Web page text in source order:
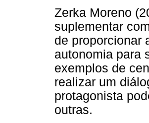
Zerka Moreno
suplementar
de proporcionar
autonomia para
exemplos de
realizar um
protagonista
outras.